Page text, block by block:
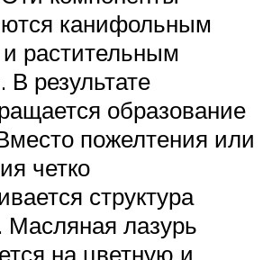
канифольным
растительным
В результате
образование
пожелтения или
четко
структура
Масляная лазурь
на цветную и